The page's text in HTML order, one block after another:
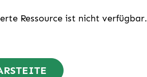
Ressource ist nicht verfügbar.